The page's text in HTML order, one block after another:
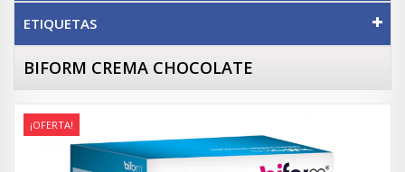
ETIQUETAS
BIFORM CREMA CHOCOLATE
¡OFERTA!